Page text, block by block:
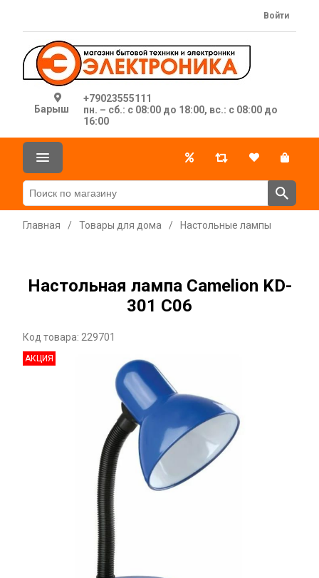
Барыш
+79023555111
пн. – сб.: с 08:00 до 18:00, вс.: с 08:00 до
16:00
Войти
Главная / Товары для дома / Настольные лампы
Настольная лампа Camelion KD-
301 C06
Код товара: 229701
АКЦИЯ